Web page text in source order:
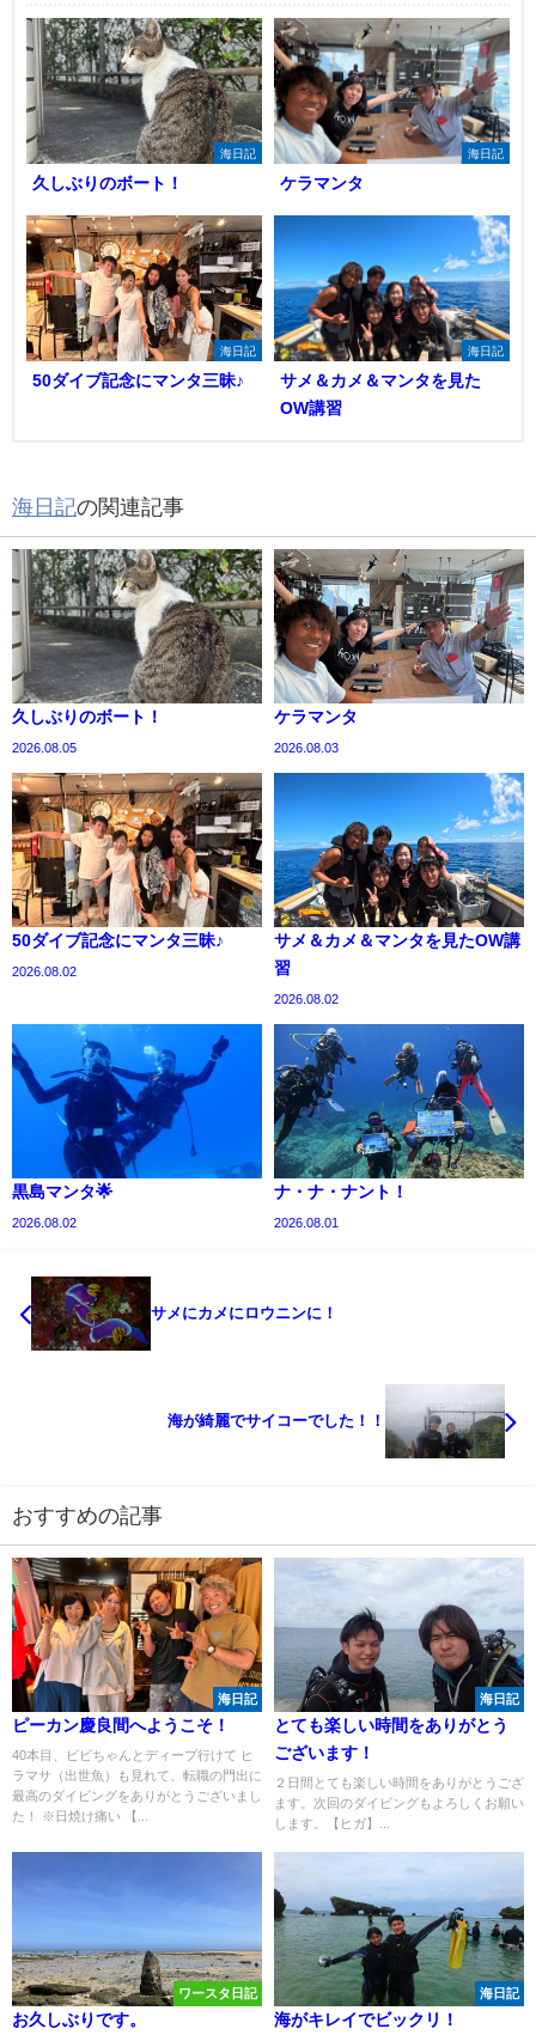
海日記
久しぶりのボート！
海日記
ケラマンタ
海日記
50ダイブ記念にマンタ三昧♪
海日記
サメ＆カメ＆マンタを見た
OW講習
海日記の関連記事
久しぶりのボート！
2026.08.05
ケラマンタ
2026.08.03
50ダイブ記念にマンタ三昧♪
2026.08.02
サメ＆カメ＆マンタを見たOW講
習
2026.08.02
黒島マンタ🌟
2026.08.02
ナ・ナ・ナント！
2026.08.01
サメにカメにロウニンに！
海が綺麗でサイコーでした！！
おすすめの記事
海日記
ピーカン慶良間へようこそ！
40本目、ビビちゃんとディープ行けて ヒ
ラマサ（出世魚）も見れて、転職の門出に
最高のダイビングをありがとうございまし
た！ ※日焼け痛い 【...
海日記
とても楽しい時間をありがとう
ございます！
２日間とても楽しい時間をありがとうござ
ます。次回のダイビングもよろしくお願い
します。【ヒガ】...
ワースタ日記
お久しぶりです。
海日記
海がキレイでビックリ！